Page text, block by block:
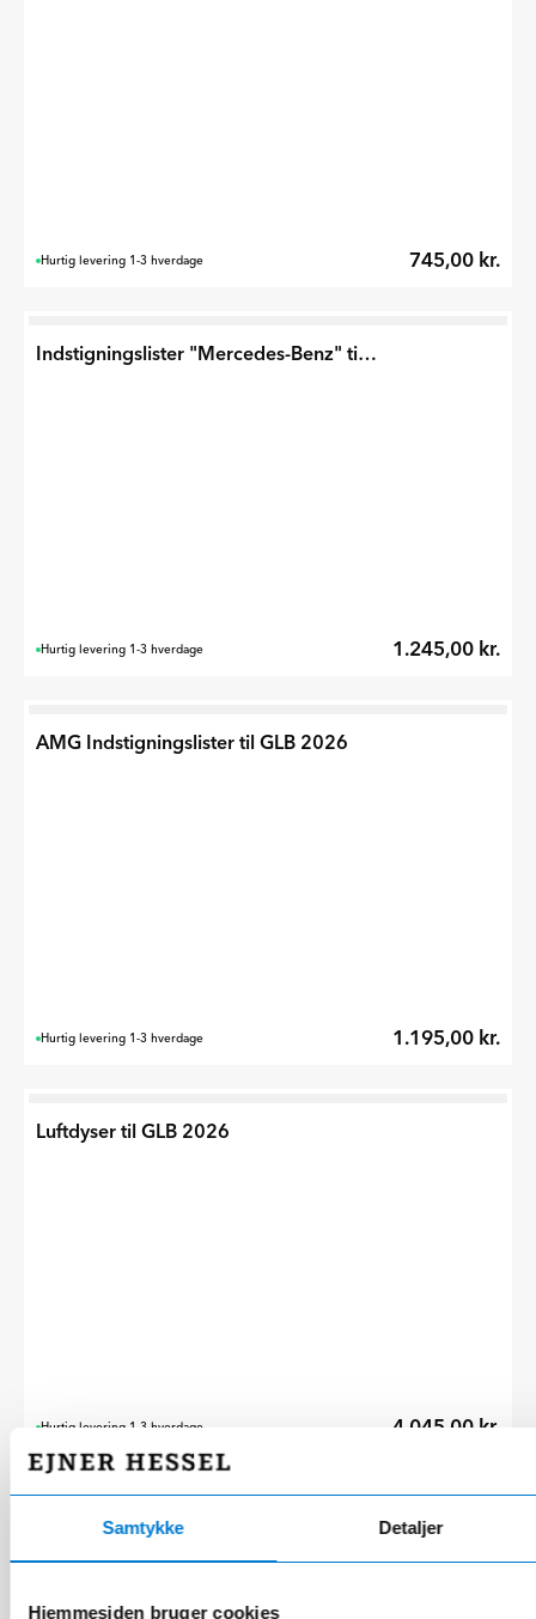
Samtykke Detaljer
Hjemmesiden bruger cookies
Hurtig levering 1-3 hverdage 745,00 kr.
Indstigningslister "Mercedes-Benz" til GLB 2026
Hurtig levering 1-3 hverdage 1.245,00 kr.
AMG Indstigningslister til GLB 2026
Hurtig levering 1-3 hverdage 1.195,00 kr.
Luftdyser til GLB 2026
Hurtig levering 1-3 hverdage 4.045,00 kr.
Luftdyser til GLB 2026